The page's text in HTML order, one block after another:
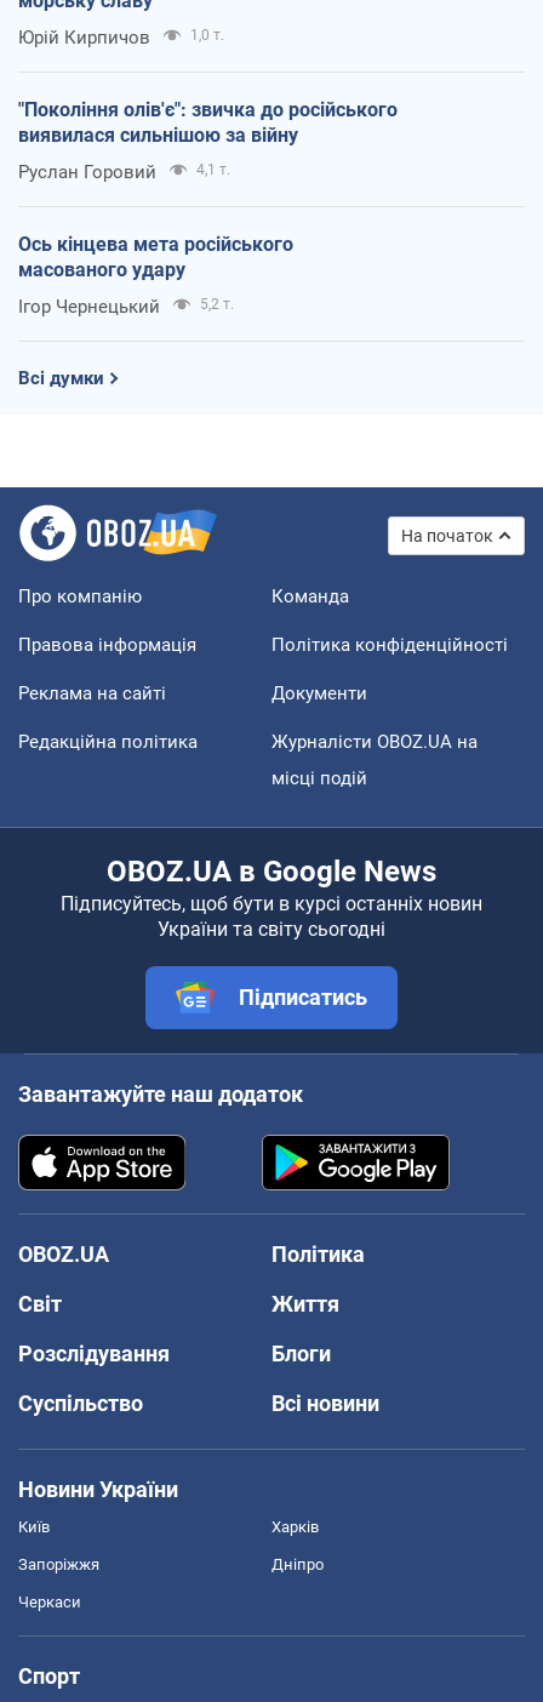
Юрій Кирпичов 1,0 т.
"Покоління олів'є": звичка до російського
виявилася сильнішою за війну
Руслан Горовий 4,1 т.
Ось кінцева мета російського
масованого удару
Ігор Чернецький 5,2 т.
Всі думки
На початок
Про компанію Команда
Правова інформація Політика конфіденційності
Реклама на сайті Документи
Редакційна політика
Журналісти OBOZ.UA на
місці подій
OBOZ.UA в Google News
Підписуйтесь, щоб бути в курсі останніх новин
України та світу сьогодні
Підписатись
Завантажуйте наш додаток
OBOZ.UA
Політика
Світ
Життя
Розслідування
Блоги
Суспільство
Всі новини
Новини України
Київ Харків
Запоріжжя Дніпро
Черкаси
Спорт